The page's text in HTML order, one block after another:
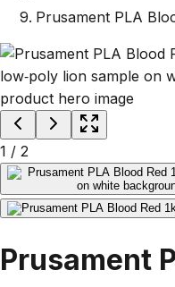
Prusament PLA
1 / 2
Prusament